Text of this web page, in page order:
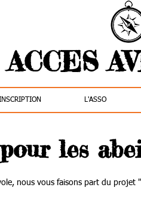
ACCES
L'ASSO
les
nous vous faisons part du projet